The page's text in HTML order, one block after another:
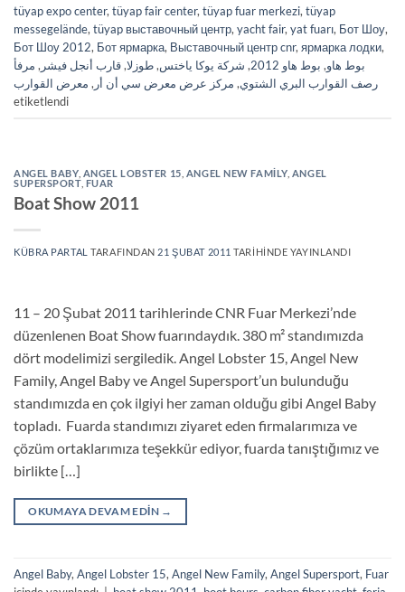
tüyap expo center,tüyap fair center,tüyap fuar merkezi,tüyap
messegelände,tüyap выставочный центр,yacht fair,yat fuarı, Бот Шоу,
Бот Шоу 2012, Бот ярмарка, Выставочный центр cnr,ярмарка лодки,
بوط هاو, بوط هاو 2012 , شركة يوكا ياختس,طوزلا,قارب أنجل فيشر , مرفأ
رصف القوارب البري الشتوي, مركز عرض معرض سي أن أر , معرض القوارب
etiketlendi
ANGEL BABY, ANGEL LOBSTER 15 ANGEL NEW FAMILY, ANGEL
SUPERSPORT, FUAR
Boat Show 2011
KÜBRA PARTAL TARAFINDAN 21 ŞUBAT 2011 TARIHINDE YAYINLANDI
11 – 20 Şubat 2011 tarihlerinde CNR Fuar Merkezi’nde
düzenlenen Boat Show fuarındaydık. 380 m² standımızda
dört modelimizi sergiledik. Angel Lobster 15, Angel New
Family, Angel Baby ve Angel Supersport’un bulunduğu
standımızda en çok ilgiyi her zaman olduğu gibi Angel Baby
topladı. Fuarda standımızı ziyaret eden firmalarımıza ve
çözüm ortaklarımıza teşekkür ediyor, fuarda tanıştığımız ve
birlikte […]
OKUMAYA DEVAM EDIN →
Angel Baby, Angel Lobster 15, Angel New Family, Angel Supersport, Fuar